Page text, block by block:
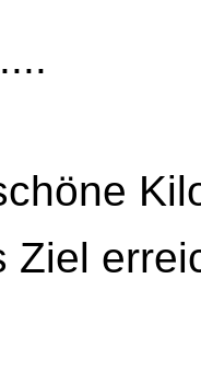
Ziel